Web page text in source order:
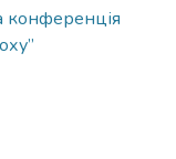
конференція